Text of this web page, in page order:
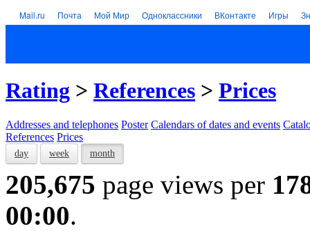
Mail.ru Почта Мой Мир Одноклассники ВКонтакте Игры
Rating > References > Prices
Addresses and telephones Poster Calendars of dates and events
References Prices
day week month
205,675 page views per
00:00.